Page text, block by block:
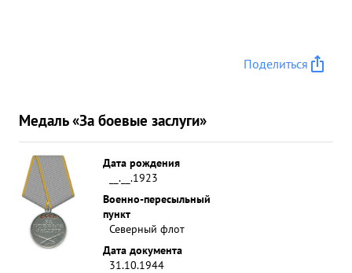
Поделиться
Медаль «За боевые заслуги»
Дата рождения
__.__.1923
Военно-пересыльный
пункт
Северный флот
Дата документа
31.10.1944